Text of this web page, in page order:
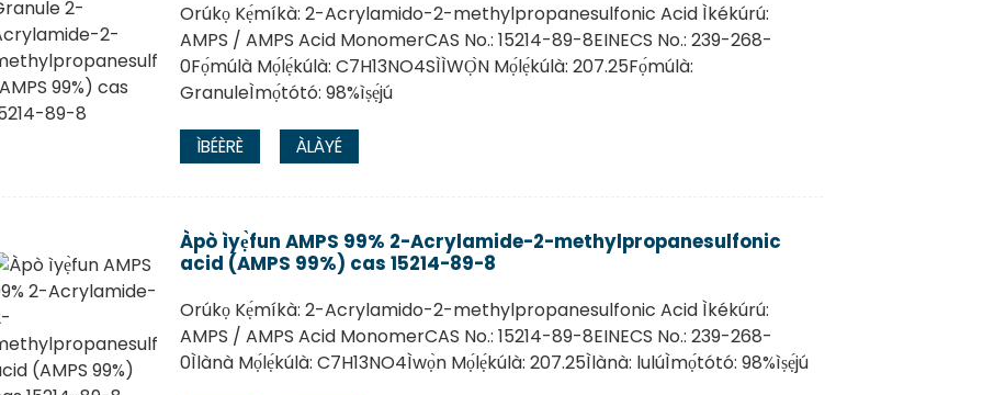
Orúkọ Kẹ́míkà: 2-Acrylamido-2-methylpropanesulfonic Acid Ìkékúrú:
AMPS / AMPS Acid MonomerCAS No.: 15214-89-8EINECS No.: 239-268-
0Fọ́múlà Mọ́lẹ́kúlà: C7H13NO4SÌÌWỌ̀N Mọ́lẹ́kúlà: 207.25Fọ́múlà:
GranuleÌmọ́tótó: 98%ìṣẹ́jú
ÌBÉÈRÈ ÀLÀYÉ
Àpò ìyẹ̀fun AMPS 99% 2-Acrylamide-2-methylpropanesulfonic
acid (AMPS 99%) cas 15214-89-8
Orúkọ Kẹ́míkà: 2-Acrylamido-2-methylpropanesulfonic Acid Ìkékúrú:
AMPS / AMPS Acid MonomerCAS No.: 15214-89-8EINECS No.: 239-268-
0Ìlànà Mọ́lẹ́kúlà: C7H13NO4Ìwọ̀n Mọ́lẹ́kúlà: 207.25Ìlànà: lulúÌmọ́tótó: 98%ìṣẹ́jú